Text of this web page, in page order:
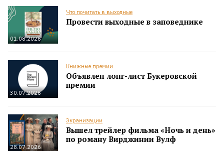
01.08.2026
Что почитать в выходные
Провести выходные в заповеднике
30.07.2026
Книжные премии
Объявлен лонг-лист Букеровской
премии
28.07.2026
Экранизации
Вышел трейлер фильма «Ночь и день»
по роману Вирджинии Вулф